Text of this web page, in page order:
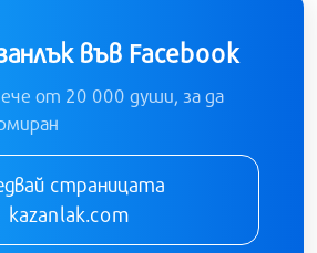
във Facebook
от 20 000 души, за да
страницата
kazanlak.com